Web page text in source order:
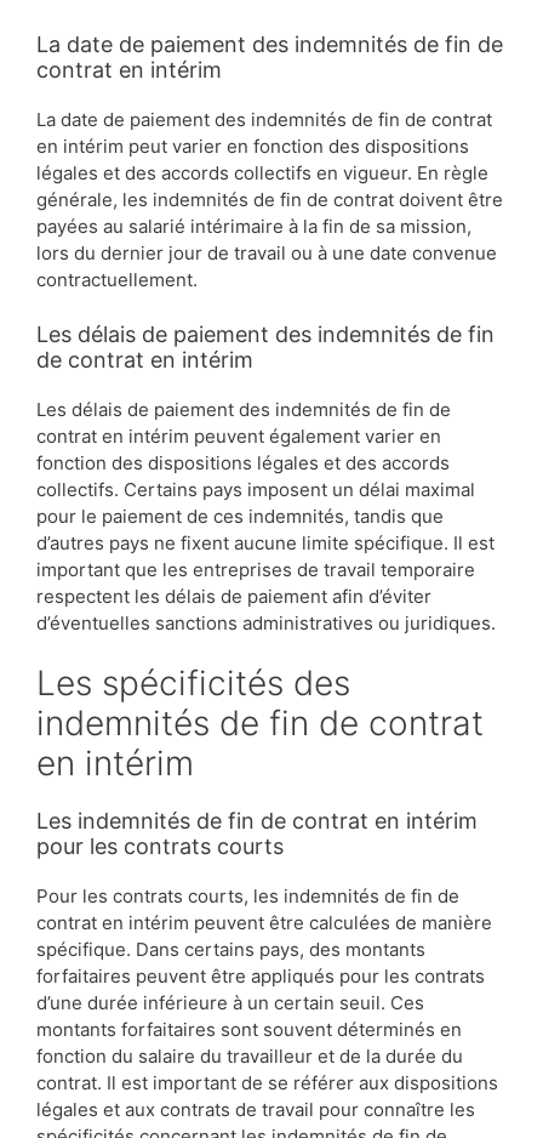
La date de paiement des indemnités de fin de
contrat en intérim
La date de paiement des indemnités de fin de contrat
en intérim peut varier en fonction des dispositions
légales et des accords collectifs en vigueur. En règle
générale, les indemnités de fin de contrat doivent être
payées au salarié intérimaire à la fin de sa mission,
lors du dernier jour de travail ou à une date convenue
contractuellement.
Les délais de paiement des indemnités de fin
de contrat en intérim
Les délais de paiement des indemnités de fin de
contrat en intérim peuvent également varier en
fonction des dispositions légales et des accords
collectifs. Certains pays imposent un délai maximal
pour le paiement de ces indemnités, tandis que
d’autres pays ne fixent aucune limite spécifique. Il est
important que les entreprises de travail temporaire
respectent les délais de paiement afin d’éviter
d’éventuelles sanctions administratives ou juridiques.
Les spécificités des
indemnités de fin de contrat
en intérim
Les indemnités de fin de contrat en intérim
pour les contrats courts
Pour les contrats courts, les indemnités de fin de
contrat en intérim peuvent être calculées de manière
spécifique. Dans certains pays, des montants
forfaitaires peuvent être appliqués pour les contrats
d’une durée inférieure à un certain seuil. Ces
montants forfaitaires sont souvent déterminés en
fonction du salaire du travailleur et de la durée du
contrat. Il est important de se référer aux dispositions
légales et aux contrats de travail pour connaître les